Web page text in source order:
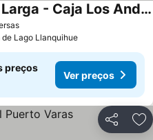
Hotel y Cabañas Punta Larga - Caja Los Andes
de Lago Llanquihue
preços
Ver preços
Partilhar